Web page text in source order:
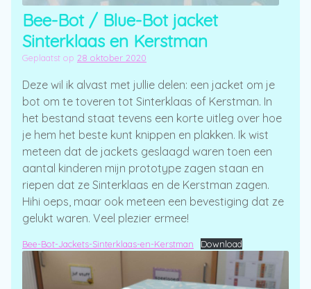
Bee-Bot / Blue-Bot jacket
Sinterklaas en Kerstman
Geplaatst op 28 oktober 2020
Deze wil ik alvast met jullie delen: een jacket om je
bot om te toveren tot Sinterklaas of Kerstman. In
het bestand staat tevens een korte uitleg over hoe
je hem het beste kunt knippen en plakken. Ik wist
meteen dat de jackets geslaagd waren toen een
aantal kinderen mijn prototype zagen staan en
riepen dat ze Sinterklaas en de Kerstman zagen.
Hihi oeps, maar ook meteen een bevestiging dat ze
gelukt waren. Veel plezier ermee!
Bee-Bot-Jackets-Sinterklaas-en-Kerstman Download